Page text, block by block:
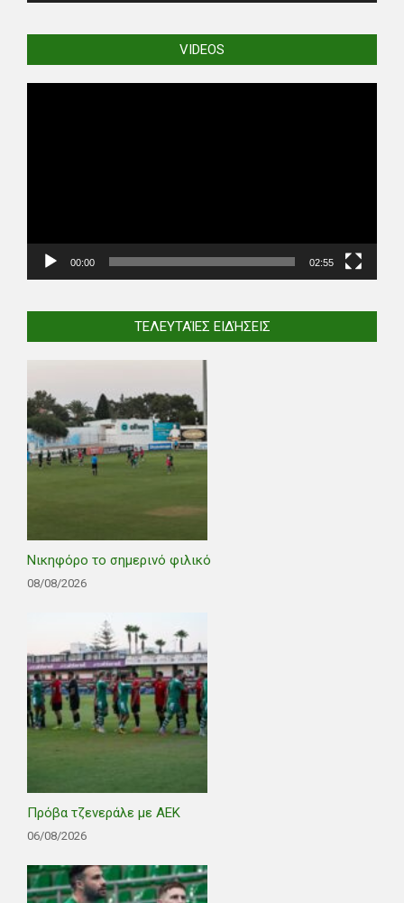
VIDEOS
00:00 02:55
ΤΕΛΕΥΤΑΊΕΣ ΕΙΔΉΣΕΙΣ
Νικηφόρο το σημερινό φιλικό
08/08/2026
Πρόβα τζενεράλε με ΑΕΚ
06/08/2026